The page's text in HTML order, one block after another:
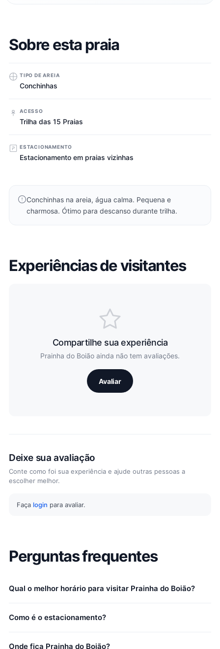
Sobre esta praia
TIPO DE AREIA
Conchinhas
ACESSO
Trilha das 15 Praias
ESTACIONAMENTO
Estacionamento em praias vizinhas
Conchinhas na areia, água calma. Pequena e
charmosa. Ótimo para descanso durante trilha.
Experiências de visitantes
Compartilhe sua experiência
Prainha do Boião ainda não tem avaliações.
Avaliar
Deixe sua avaliação
Conte como foi sua experiência e ajude outras pessoas a
escolher melhor.
Faça login para avaliar.
Perguntas frequentes
Qual o melhor horário para visitar Prainha do Boião?
Como é o estacionamento?
Onde fica Prainha do Boião?